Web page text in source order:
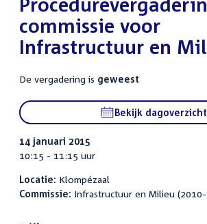
commissie voor
Infrastructuur en
De vergadering is geweest
Bekijk dagoverzicht
14 januari 2015
10:15 - 11:15 uur
Locatie: Klompézaal
Commissie: Infrastructuur en Milieu